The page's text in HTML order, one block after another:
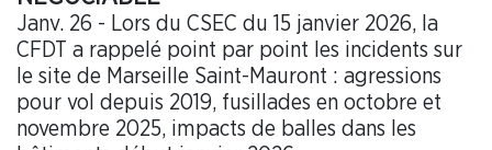
Janv. 26 - Lors du CSEC du 15 janvier 2026, la
CFDT a rappelé point par point les incidents sur
le site de Marseille Saint-Mauront : agressions
pour vol depuis 2019, fusillades en octobre et
novembre 2025, impacts de balles dans les